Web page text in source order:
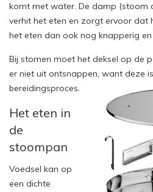
komt met water. De damp (stoom
verhit het eten en zorgt ervoor dat
het eten dan ook nog knapperig
Bij stomen moet het deksel op de
er niet uit ontsnappen, want deze
bereidingsproces.
Het eten in
de
stoompan
Voedsel kan op
een dichte